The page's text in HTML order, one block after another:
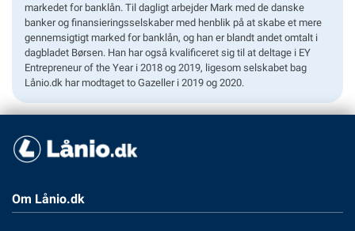
markedet for banklån. Til dagligt arbejder Mark med de danske
banker og finansieringsselskaber med henblik på at skabe et mere
gennemsigtigt marked for banklån, og han er blandt andet omtalt i
dagbladet Børsen. Han har også kvalificeret sig til at deltage i EY
Entrepreneur of the Year i 2018 og 2019, ligesom selskabet bag
Lånio.dk har modtaget to Gazeller i 2019 og 2020.
Om Lånio.dk